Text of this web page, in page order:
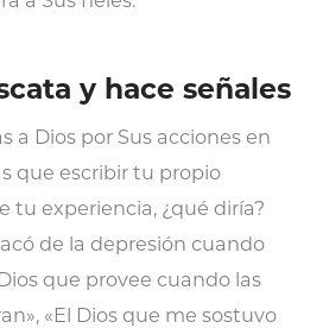
y hace señales
a Dios por Sus acciones en
que escribir tu propio
tu experiencia, ¿qué diría?
de la depresión cuando
que provee cuando las
«El Dios que me sostuvo